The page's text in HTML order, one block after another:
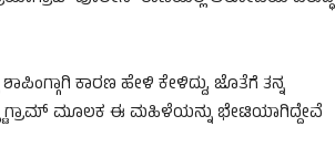
ಕಾರಣ ಹೇಳಿ ಕೇಳಿದ್ದು, ಜೊತೆಗೆ ತನ್ನ
ಮೂಲಕ ಈ ಮಹಿಳೆಯನ್ನು ಭೇಟಿಯಾಗಿದ್ದೇವೆ